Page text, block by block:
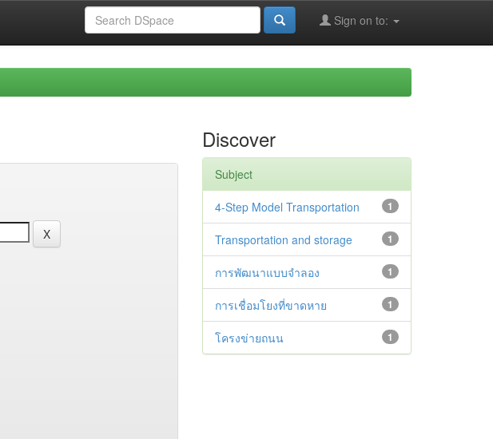
Sign on to:
Discover
Subject
1
4-Step Model Transportation
1
Transportation and storage
1
การพัฒนาแบบจำลอง
1
การเชื่อมโยงที่ขาดหาย
1
โครงข่ายถนน